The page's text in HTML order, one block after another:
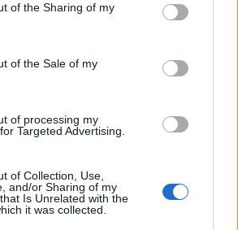
of the Sharing of my
of the Sale of my
of processing my
Targeted Advertising.
of Collection, Use,
and/or Sharing of my
Is Unrelated with the
it was collected.